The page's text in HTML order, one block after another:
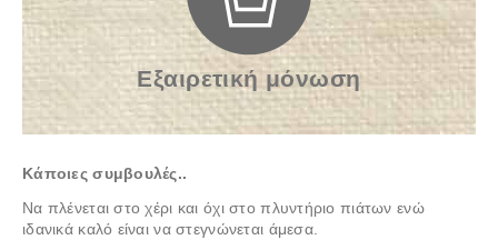
Εξαιρετική μόνωση
Κάποιες συμβουλές..
Να πλένεται στο χέρι και όχι στο πλυντήριο πιάτων ενώ
ιδανικά καλό είναι να στεγνώνεται άμεσα.